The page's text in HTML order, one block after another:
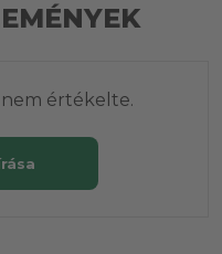
értékelte.